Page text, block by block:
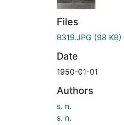
Files
B319.JPG (98 KB)
Date
1950-01-01
Authors
s. n.
s. n.